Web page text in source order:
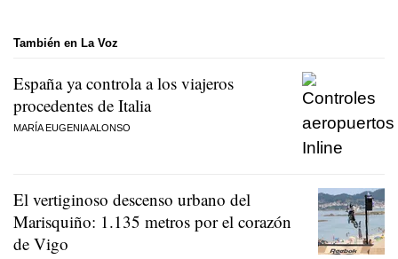
También en La Voz
España ya controla a los viajeros
procedentes de Italia
MARÍA EUGENIA ALONSO
El vertiginoso descenso urbano del
Marisquiño: 1.135 metros por el corazón
de Vigo